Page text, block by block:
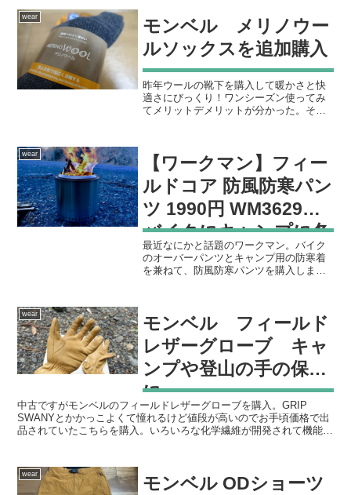
wear
モンベル メリノウー
ルソックスを追加購入
昨年ウールの靴下を購入して暖かさと快
適さにびっくり！ワンシーズン使ってみ
てメリットデメリットが分かった。その
暖かくて最高なんだけど...
wear
【ワークマン】フィー
ルドコア 防風防寒パン
ツ 1990円 WM3629
バイクにキャンプに冬
の防寒に使える
最近なにかと話題のワークマン。バイク
のオーバーパンツとキャンプ用の防寒着
を兼ねて、防風防寒パンツを購入しまし
ているので大雨以外の...
wear
モンベル フィールド
レザーグローブ キャ
ンプや登山の手の保護
に
中古ですがモンベルのフィールドレザーグローブを購入。GRIP
SWANYとかかっこよくて憧れるけど値段が高いのでお手頃価格で出
品されていたこちらを購入。いろいろな化学繊維が開発されて機能面
wear
モンベル ODショーツ